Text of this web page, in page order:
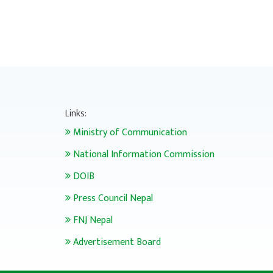
Links:
Ministry of Communication
National Information Commission
DOIB
Press Council Nepal
FNJ Nepal
Advertisement Board